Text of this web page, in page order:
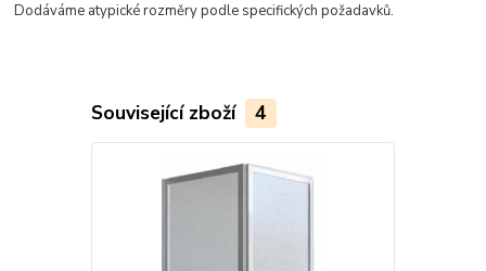
Dodáváme atypické rozměry podle specifických požadavků.
Související zboží 4